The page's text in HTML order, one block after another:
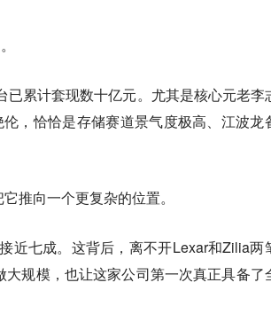
累计套现数十亿元。尤其是核心元老李
，恰恰是存储赛道景气度极高、江波龙
推向一个更复杂的位置。
近七成。这背后，离不开Lexar和Zilia两
规模，也让这家公司第一次真正具备了